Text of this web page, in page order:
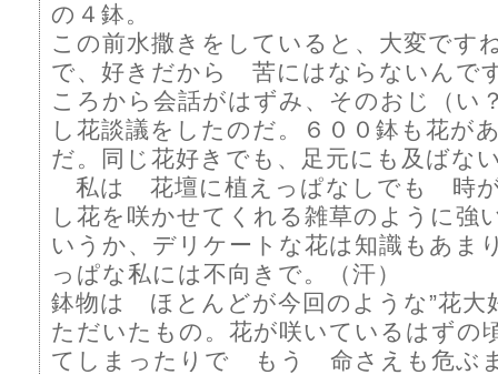
の４鉢。
この前水撒きをしていると、大変です
で、好きだから 苦にはならないんで
ころから会話がはずみ、そのおじ（い
し花談議をしたのだ。６００鉢も花が
だ。同じ花好きでも、足元にも及ばな
私は 花壇に植えっぱなしでも 時が
し花を咲かせてくれる雑草のように
いうか、デリケートな花は知識もあ
っぱな私には不向きで。（汗）
鉢物は ほとんどが今回のような”花大
ただいたもの。花が咲いているはず
てしまったりで もう 命さえも危ぶ